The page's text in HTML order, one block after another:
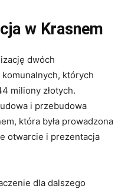
w Krasnem
dwóch
których
miliony złotych.
i przebudowa
która była prowadzona
otwarcie i prezentacja
dla dalszego